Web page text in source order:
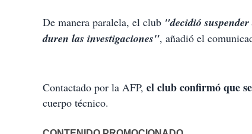
De manera paralela, el club "decidió
duren las investigaciones", añadió el
Contactado por la AFP, el club confirmó que
cuerpo técnico.